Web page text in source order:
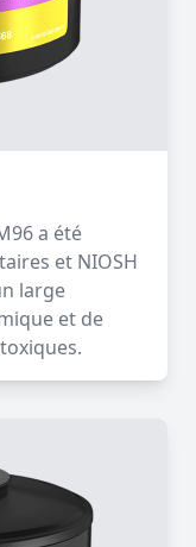
a été
et NIOSH
large
et de